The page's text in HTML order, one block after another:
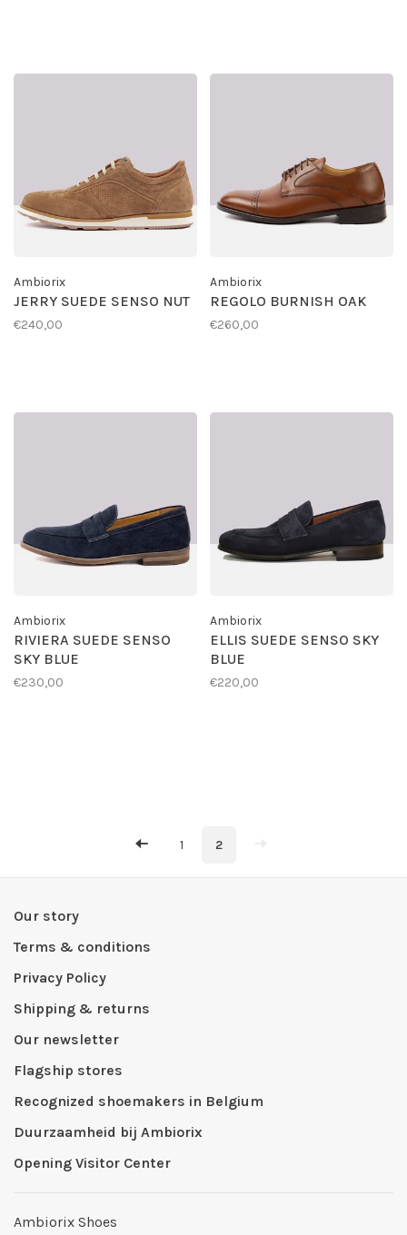
Ambiorix
JERRY SUEDE SENSO NUT
€240,00
Ambiorix
REGOLO BURNISH OAK
€260,00
Ambiorix
RIVIERA SUEDE SENSO
SKY BLUE
€230,00
Ambiorix
ELLIS SUEDE SENSO SKY
BLUE
€220,00
1 2
Our story
Terms & conditions
Privacy Policy
Shipping & returns
Our newsletter
Flagship stores
Recognized shoemakers in Belgium
Duurzaamheid bij Ambiorix
Opening Visitor Center
Ambiorix Shoes